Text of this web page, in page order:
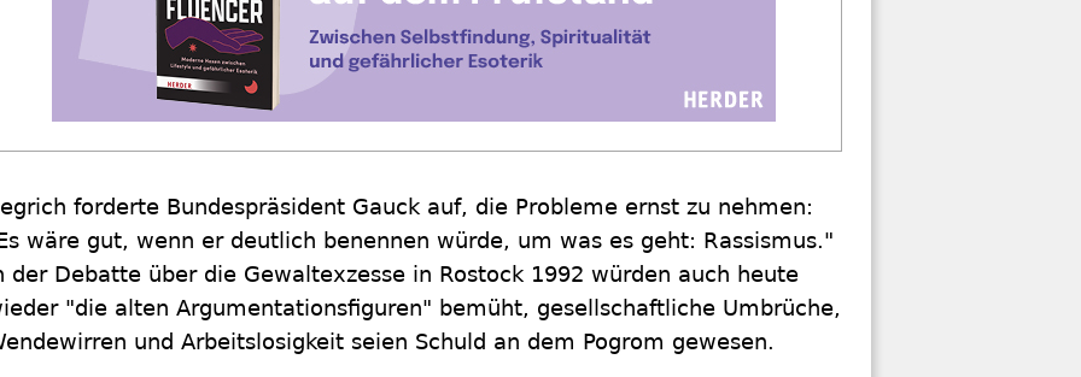
forderte Bundespräsident Gauck auf, die Probleme ernst zu nehmen:
wäre gut, wenn er deutlich benennen würde, um was es geht: Rassismus."
der Debatte über die Gewaltexzesse in Rostock 1992 würden auch heute
"die alten Argumentationsfiguren" bemüht, gesellschaftliche Umbrüche,
und Arbeitslosigkeit seien Schuld an dem Pogrom gewesen.